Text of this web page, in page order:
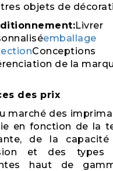
objets de
Livrer
de la
des prix
marché des
en fonction de la
de la
et des types
haut de